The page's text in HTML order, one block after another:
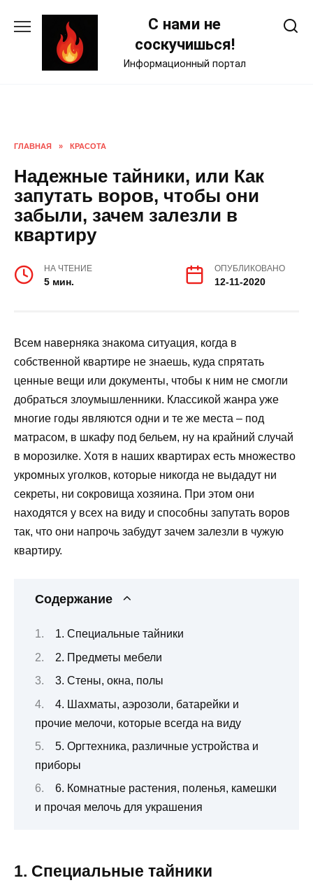
С нами не
соскучишься!
Информационный портал
ГЛАВНАЯ » КРАСОТА
Надежные тайники, или Как
запутать воров, чтобы они
забыли, зачем залезли в
квартиру
НА ЧТЕНИЕ
5 мин.
ОПУБЛИКОВАНО
12-11-2020
Всем наверняка знакома ситуация, когда в
собственной квартире не знаешь, куда спрятать
ценные вещи или документы, чтобы к ним не смогли
добраться злоумышленники. Классикой жанра уже
многие годы являются одни и те же места – под
матрасом, в шкафу под бельем, ну на крайний случай
в морозилке. Хотя в наших квартирах есть множество
укромных уголков, которые никогда не выдадут ни
секреты, ни сокровища хозяина. При этом они
находятся у всех на виду и способны запутать воров
так, что они напрочь забудут зачем залезли в чужую
квартиру.
Содержание
1. Специальные тайники
2. Предметы мебели
3. Стены, окна, полы
4. Шахматы, аэрозоли, батарейки и
прочие мелочи, которые всегда на виду
5. Оргтехника, различные устройства и
приборы
6. Комнатные растения, поленья, камешки
и прочая мелочь для украшения
1. Специальные тайники